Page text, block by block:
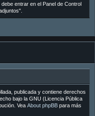
entrar en el Panel de Control
publicada y contiene derechos
bajo la GNU (Licencia Pública
Vea About phpBBpara más